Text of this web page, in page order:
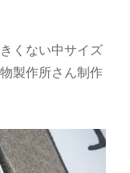
くない中サイズ
製作所さん制作